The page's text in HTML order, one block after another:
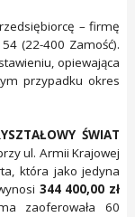
– firmę
(22-400 Zamość).
opiewająca
przypadku okres
ŚWIAT
ul. Armii Krajowej
która jako jedyna
344 400,00 zł
zaoferowała 60